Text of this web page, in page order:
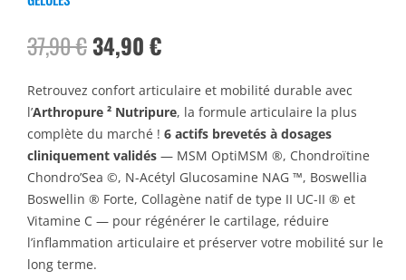
37,90€Le
prix
initial
était :
37,90 €.
34,90€Le
actuel
est :
34,90 €.
Retrouvez confort articulaire et mobilité durable avec
l’Arthropure ² Nutripure, la formule articulaire la plus
complète du marché ! 6 actifs brevetés à dosages
cliniquement validés — MSM OptiMSM ®, Chondroïtine
Chondro’Sea ©, N-Acétyl Glucosamine NAG ™, Boswellia
Boswellin ® Forte, Collagène natif de type II UC-II ® et
Vitamine C — pour régénérer le cartilage, réduire
l’inflammation articulaire et préserver votre mobilité sur le
long terme.